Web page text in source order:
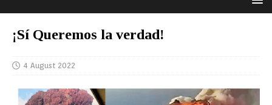
¡Sí Queremos la verdad!
4 August 2022